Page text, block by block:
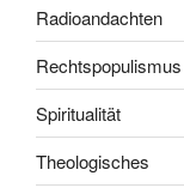
Radioandachten
Rechtspopulismus
Spiritualität
Theologisches